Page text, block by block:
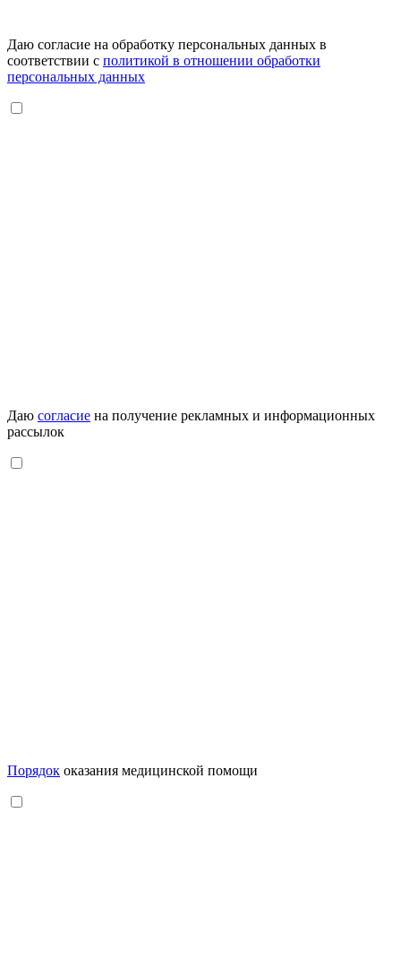
Даю согласие на обработку персональных данных в
соответствии с политикой в отношении обработки
персональных данных
Даю согласие на получение рекламных и информационных
рассылок
Порядок оказания медицинской помощи